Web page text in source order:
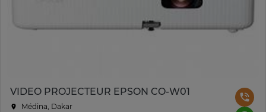
VIDEO PROJECTEUR EPSON CO-W01
Médina, Dakar